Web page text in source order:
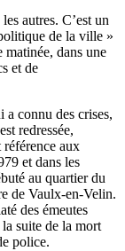
autres. C’est un
de la ville »
dans une
et de
a connu des crises,
redressée,
aux
et dans les
au quartier du
de Vaulx-en-Velin.
des émeutes
suite de la mort
police.